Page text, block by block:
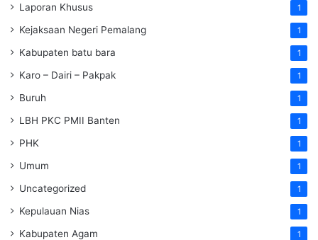
Laporan Khusus 1
Kejaksaan Negeri Pemalang 1
Kabupaten batu bara 1
Karo – Dairi – Pakpak 1
Buruh 1
LBH PKC PMII Banten 1
PHK 1
Umum 1
Uncategorized 1
Kepulauan Nias 1
Kabupaten Agam 1